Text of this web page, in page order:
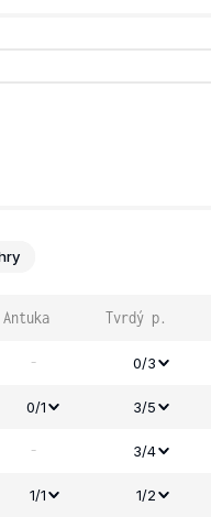
Antuka Tvrdý p.
- 0/3
0/1 3/5
- 3/4
1/1 1/2